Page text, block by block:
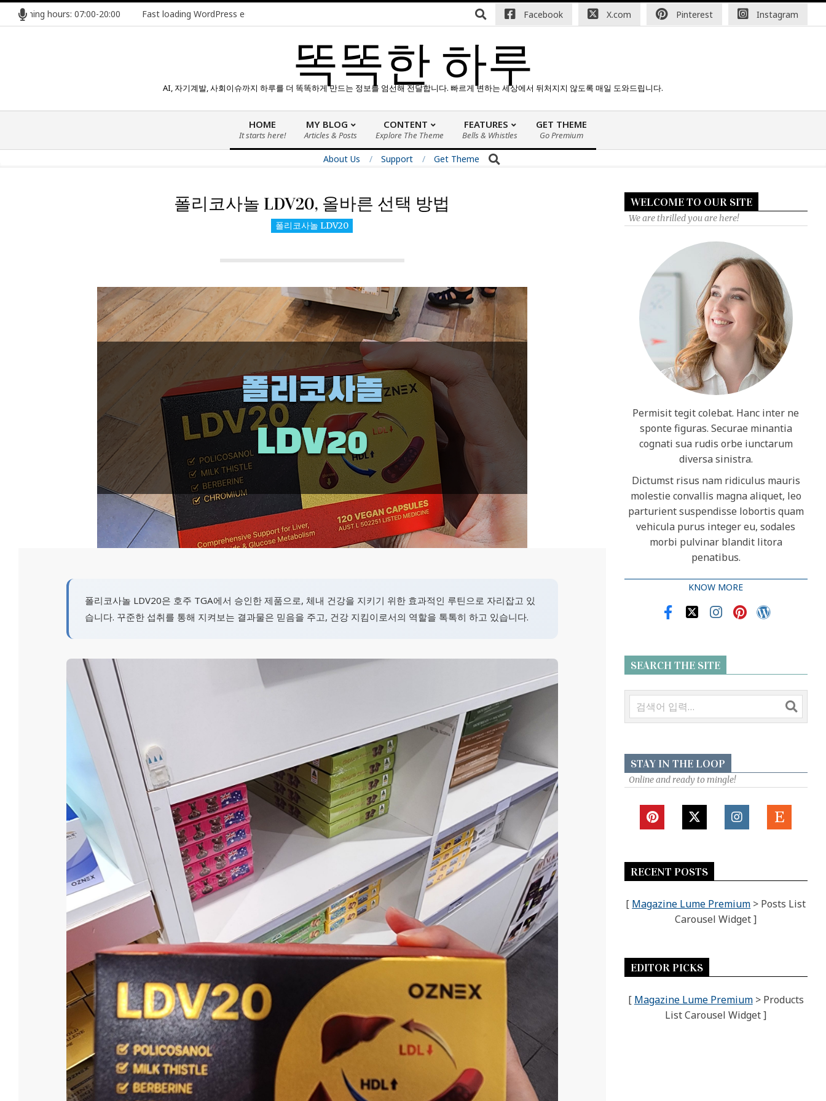
텐
hours: 07:00-20:00 Fast loading WordPress eCommerce theme with A+ Support. Contact us anytime. Opening hours: 07:00-20:00 Fast loading WordPress eCommerce theme with A+
Facebook X.com Pinterest Instagram
똑똑한 하루
AI, 자기계발, 사회이슈까지 하루를 더 똑똑하게 만드는 정보를 엄선해 전달합니다. 빠르게 변하는 세상에서 뒤처지지 않도록 매일 도와드립니다.
기
본
메
뉴
HOME
It starts here!
MY BLOG
Articles & Posts
CONTENT
Explore The Theme
FEATURES
Bells & Whistles
GET THEME
Go Premium
About Us Support Get Theme
폴리코사놀 LDV20, 올바른 선택 방법
폴리코사놀 LDV20
폴리코사놀 LDV20은 호주 TGA에서 승인한 제품으로, 체내 건강을 지키기 위한 효과적인 루틴으로 자리잡고 있
습니다. 꾸준한 섭취를 통해 지켜보는 결과물은 믿음을 주고, 건강 지킴이로서의 역할을 톡톡히 하고 있습니다.
WELCOME TO OUR SITE
We are thrilled you are here!
Permisit tegit colebat. Hanc inter ne
sponte figuras. Securae minantia
cognati sua rudis orbe iunctarum
diversa sinistra.
Dictumst risus nam ridiculus mauris
molestie convallis magna aliquet, leo
parturient suspendisse lobortis quam
vehicula purus integer eu, sodales
morbi pulvinar blandit litora
penatibus.
KNOW MORE
SEARCH THE SITE
검
색
STAY IN THE LOOP
Online and ready to mingle!
RECENT POSTS
[ Magazine Lume Premium > Posts List
Carousel Widget ]
EDITOR PICKS
[ Magazine Lume Premium> Products
List Carousel Widget ]